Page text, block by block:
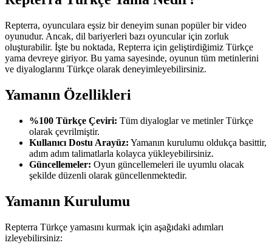
Repterra, oyunculara eşsiz bir deneyim sunan popüler bir video
oyunudur. Ancak, dil bariyerleri bazı oyuncular için zorluk
oluşturabilir. İşte bu noktada, Repterra için geliştirdiğimiz Türkçe
yama devreye giriyor. Bu yama sayesinde, oyunun tüm metinlerini
ve diyaloglarını Türkçe olarak deneyimleyebilirsiniz.
Yamanın Özellikleri
%100 Türkçe Çeviri: Tüm diyaloglar ve metinler Türkçe
olarak çevrilmiştir.
Kullanıcı Dostu Arayüz: Yamanın kurulumu oldukça basittir,
adım adım talimatlarla kolayca yükleyebilirsiniz.
Güncellemeler: Oyun güncellemeleri ile uyumlu olacak
şekilde düzenli olarak güncellenmektedir.
Yamanın Kurulumu
Repterra Türkçe yamasını kurmak için aşağıdaki adımları
izleyebilirsiniz: